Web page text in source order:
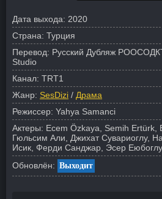
Дата выхода: 2020
Страна: Турция
Перевод: Русский Дубляж
Studio
Канал: TRT1
Жанр: SesDizi / Драма
Режиссер: Yahya Samanci
Актеры: Ecem Özkaya, Semih Ertürk,
Гюльсим Али, Джихат Сувариоглу,
Исик, Ферди Санджар, Эсер Еюбоглу
Обновлён: Выходит